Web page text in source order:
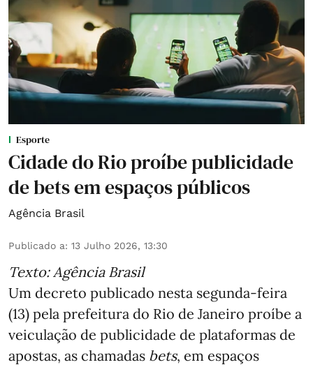
Esporte
Cidade do Rio proíbe publicidade
de bets em espaços públicos
Agência Brasil
Publicado a: 13 Julho 2026, 13:30
Texto: Agência Brasil
Um decreto publicado nesta segunda-feira
(13) pela prefeitura do Rio de Janeiro proíbe a
veiculação de publicidade de plataformas de
apostas, as chamadas bets, em espaços